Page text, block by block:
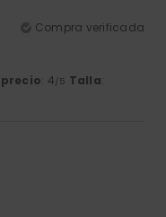
Compra verificada
: 4/5 Talla: